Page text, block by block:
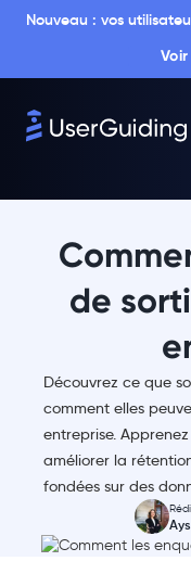
Nouveau : vos
de
Découvrez ce que
comment elles
entreprise.
améliorer la
fondées sur des